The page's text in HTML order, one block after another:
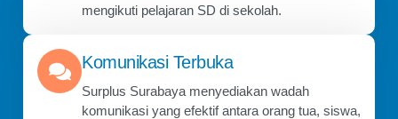
mengikuti pelajaran SD di sekolah.
Komunikasi Terbuka
Surplus Surabaya menyediakan wadah
komunikasi yang efektif antara orang tua, siswa,